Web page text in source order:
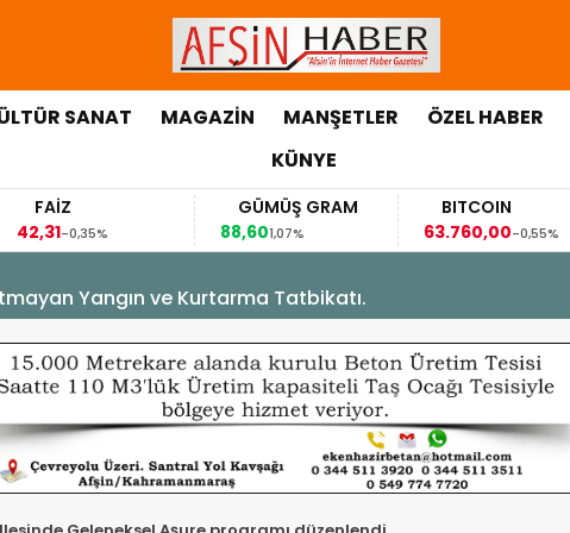
SANAT MAGAZİN MANŞETLER ÖZEL HABER
KÜNYE
GÜMÜŞ GRAM
1,07%
BITCOIN
63.760,00
-0,55%
63,1184
Yangın ve Kurtarma Tatbikatı.